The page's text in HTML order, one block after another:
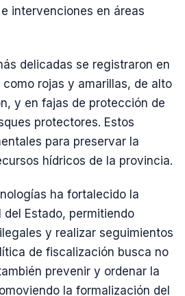
intervenciones en áreas
delicadas se registraron en
rojas y amarillas, de alto
y en fajas de protección de
protectores. Estos
para preservar la
hídricos de la provincia.
ha fortalecido la
Estado, permitiendo
y realizar seguimientos
de fiscalización busca no
prevenir y ordenar la
la formalización del